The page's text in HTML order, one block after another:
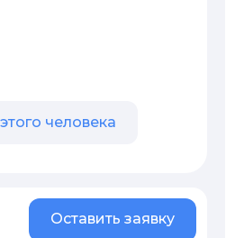
человека
Оставить заявку